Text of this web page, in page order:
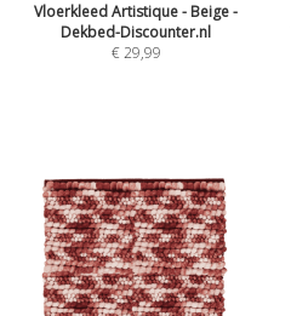
Vloerkleed Artistique - Beige -
Dekbed-Discounter.nl
€29,99